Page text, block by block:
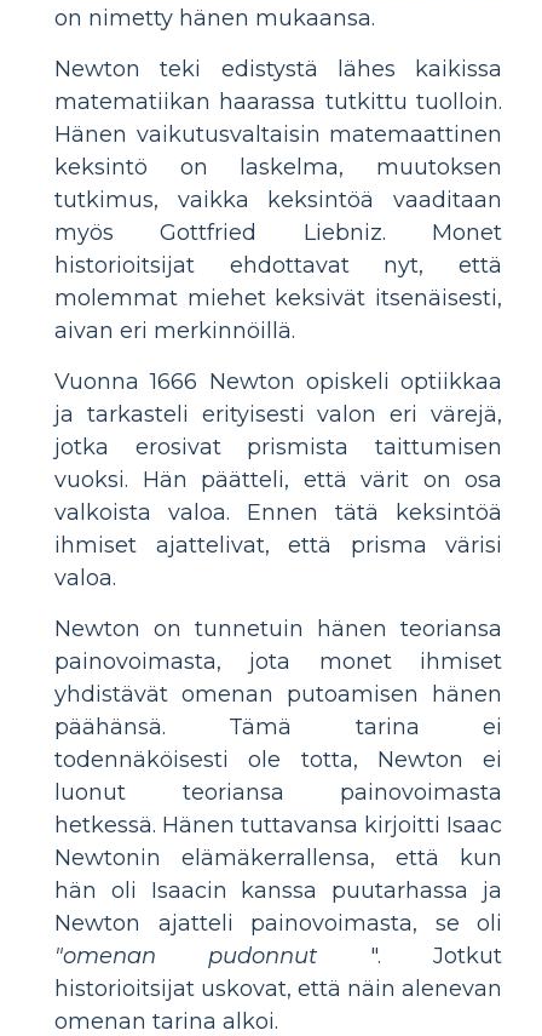
on nimetty hänen mukaansa.
Newton teki edistystä lähes kaikissa
matematiikan haarassa tutkittu tuolloin.
Hänen vaikutusvaltaisin matemaattinen
keksintö on laskelma, muutoksen
tutkimus, vaikka keksintöä vaaditaan
myös Gottfried Liebniz. Monet
historioitsijat ehdottavat nyt, että
molemmat miehet keksivät itsenäisesti,
aivan eri merkinnöillä.
Vuonna 1666 Newton opiskeli optiikkaa
ja tarkasteli erityisesti valon eri värejä,
jotka erosivat prismista taittumisen
vuoksi. Hän päätteli, että värit on osa
valkoista valoa. Ennen tätä keksintöä
ihmiset ajattelivat, että prisma värisi
valoa.
Newton on tunnetuin hänen teoriansa
painovoimasta, jota monet ihmiset
yhdistävät omenan putoamisen hänen
päähänsä. Tämä tarina ei
todennäköisesti ole totta, Newton ei
luonut teoriansa painovoimasta
hetkessä. Hänen tuttavansa kirjoitti Isaac
Newtonin elämäkerrallensa, että kun
hän oli Isaacin kanssa puutarhassa ja
Newton ajatteli painovoimasta, se oli
"omenan pudonnut ". Jotkut
historioitsijat uskovat, että näin alenevan
omenan tarina alkoi.